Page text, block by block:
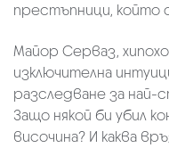
престъпници, който
Майор Серваз,
изключителна
разследване за най-
Защо някой би убил
височина? И каква